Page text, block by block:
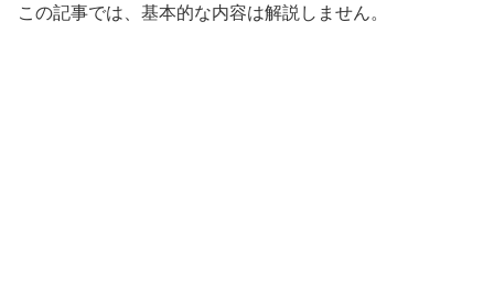
この記事では、基本的な内容は解説しません。